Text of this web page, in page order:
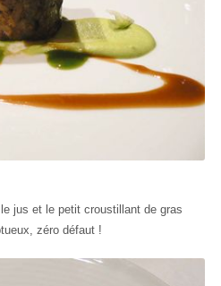
jus et le petit croustillant de gras
zéro défaut !